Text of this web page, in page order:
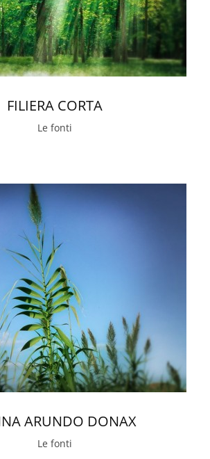
FILIERA CORTA
Le fonti
ARUNDO DONAX
Le fonti